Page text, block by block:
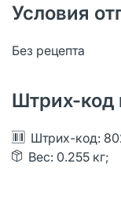
Условия
Без рецепта
Штрих-код
Штрих-код:
Вес: 0.255 кг;